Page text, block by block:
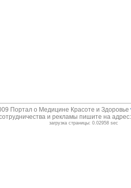
Портал о Медицине Красоте и Здоровье
и рекламы пишите на
загрузка страницы: 0.02958 sec